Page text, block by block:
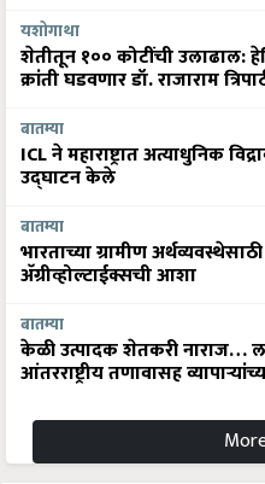
यशोगाथा
शेतीतून १०० कोटींची उलाढाल:
क्रांती घडवणार डॉ. राजाराम
बातम्या
ICL ने महाराष्ट्रात अत्याधुनिक
उद्घाटन केले
बातम्या
भारताच्या ग्रामीण
अ‍ॅग्रीव्होल्टाईक्सची आशा
बातम्या
केळी उत्पादक शेतकरी नाराज…
आंतरराष्ट्रीय तणावासह